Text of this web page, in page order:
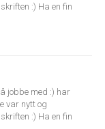
:) Ha en fin
jobbe med :) har
var nytt og
:) Ha en fin